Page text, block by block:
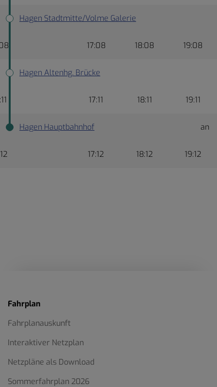
Hagen Stadtmitte/Volme Galerie
Hagen Altenhg. Brücke
Hagen Hauptbahnhof an
17:08 18:08 19:08
17:11 18:11 19:11
17:12 18:12 19:12
Fahrplan
Fahrplanauskunft
Interaktiver Netzplan
Netzpläne als Download
Sommerfahrplan 2026